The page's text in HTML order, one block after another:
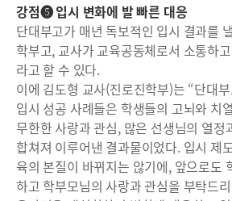
강점❺ 입시 변화에 발 빠른 대응
단대부고가 매년 독보적인 입시 결과를
학부고, 교사가 교육공동체로서 소통하
라고 할 수 있다.
이에 김도형 교사(진로진학부)는 “단대
입시 성공 사례들은 학생들의 고뇌와 치
무한한 사랑과 관심, 많은 선생님의 열정
합쳐져 이루어낸 결과물이었다. 입시 제
육의 본질이 바뀌지는 않기에, 앞으로도
하고 학부모님의 사랑과 관심을 부탁드